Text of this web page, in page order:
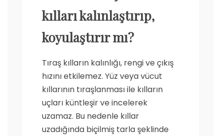
kılları kalınlaştırıp,
koyulaştırır mı?
Tıraş kılların kalınlığı, rengi ve çıkış
hızını etkilemez. Yüz veya vücut
kıllarının tıraşlanması ile kılların
uçları küntleşir ve incelerek
uzamaz. Bu nedenle kıllar
uzadığında biçilmiş tarla şeklinde